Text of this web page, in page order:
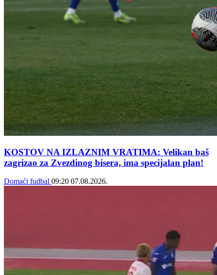
KOSTOV NA IZLAZNIM VRATIMA: Velikan baš
zagrizao za Zvezdinog bisera, ima specijalan plan!
Domaći fudbal 09:20 07.08.2026.